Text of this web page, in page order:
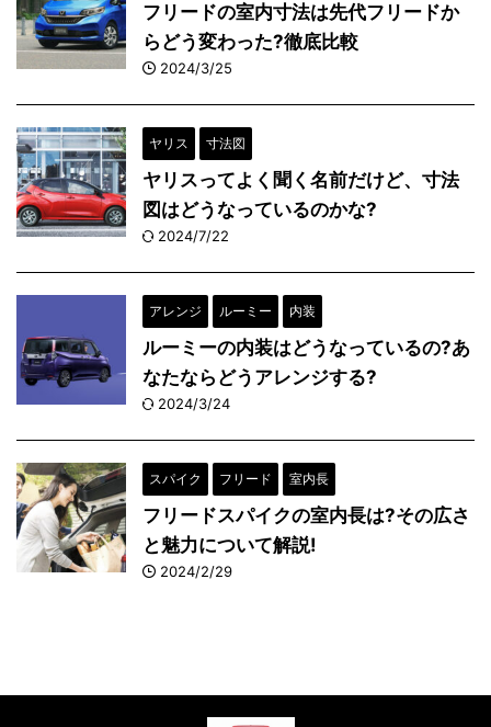
フリードの室内寸法は先代フリードか
らどう変わった?徹底比較
2024/3/25
ヤリス 寸法図
ヤリスってよく聞く名前だけど、寸法
図はどうなっているのかな?
2024/7/22
アレンジ ルーミー 内装
ルーミーの内装はどうなっているの?あ
なたならどうアレンジする?
2024/3/24
スパイク フリード 室内長
フリードスパイクの室内長は?その広さ
と魅力について解説!
2024/2/29